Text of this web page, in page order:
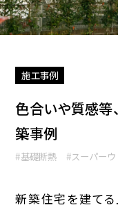
施工事例
色合いや質感
築事例
#基礎断熱 #スーパー
新築住宅を建て